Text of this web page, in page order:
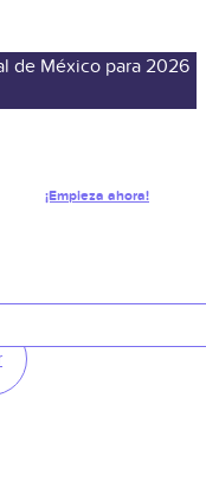
de México para 2026
¡Empieza ahora!